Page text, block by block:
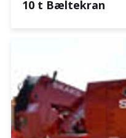
10 t Bæltekran